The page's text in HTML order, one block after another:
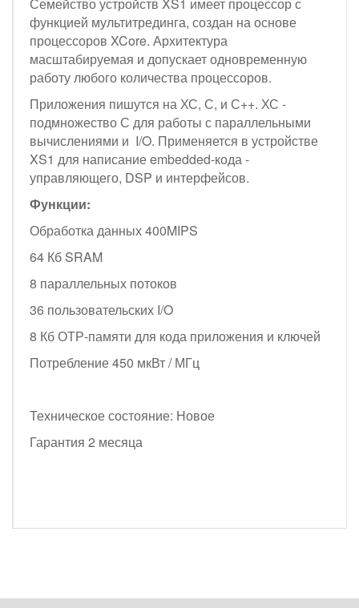
Семейство устройств XS1 имеет процессор с
функцией мультитрединга, создан на основе
процессоров XCore. Архитектура
масштабируемая и допускает одновременную
работу любого количества процессоров.
Приложения пишутся на ХС, С, и С++. ХС -
подмножество С для работы с параллельными
вычислениями и I/O. Применяется в устройстве
XS1 для написание embedded-кода -
управляющего, DSP и интерфейсов.
Функции:
Обработка данных 400MIPS
64 Кб SRAM
8 параллельных потоков
36 пользовательских I/O
8 Кб ОТР-памяти для кода приложения и ключей
Потребление 450 мкВт / МГц
Техническое состояние: Новое
Гарантия 2 месяца